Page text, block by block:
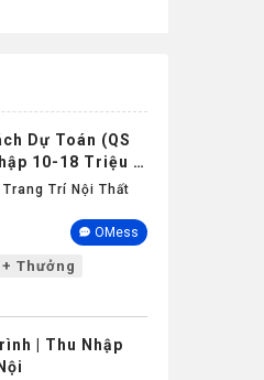
Dự Toán (QS
10-18 Triệu +
Trang Trí Nội Thất
OMess
Thưởng
| Thu Nhập